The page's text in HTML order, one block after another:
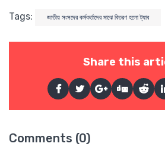
Tags: জাতীয় সংসদের কর্মকর্তাদের মাঝে বিতরণ হলো ট্যাব
Share this
Comments (0)